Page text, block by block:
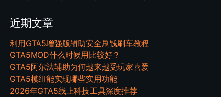
近期文章
利用GTA5增强版辅助安全刷钱刷车教程
GTA5MOD什么时候用比较好？
GTA5阿尔法辅助为何越来越受玩家喜爱
GTA5模组能实现哪些实用功能
2026年GTA5线上科技工具深度推荐